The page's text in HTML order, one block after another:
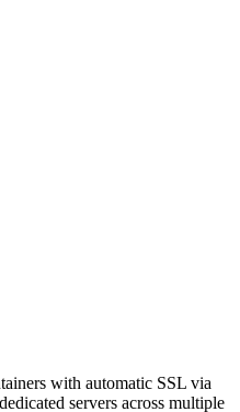
with automatic SSL via
servers across multiple